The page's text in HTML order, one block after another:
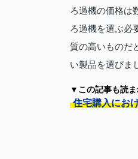
ろ過機の価格は
ろ過機を選ぶ必
質の高いものだ
い製品を選びま
▼この記事も読
住宅購入にお